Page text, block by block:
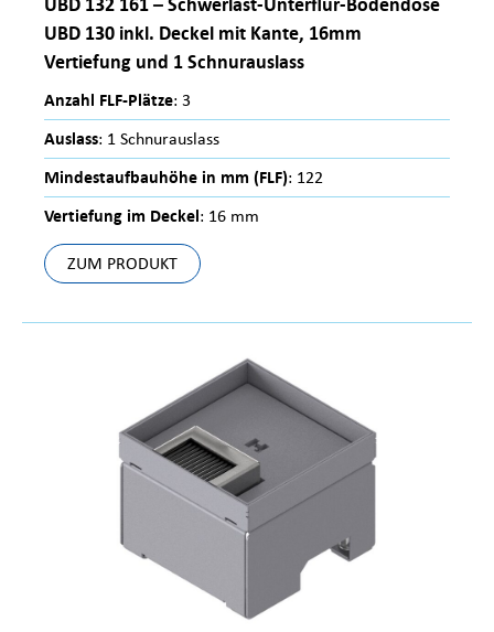
UBD 130 inkl. Deckel mit Kante, 16mm
Vertiefung und 1 Schnurauslass
Anzahl FLF-Plätze: 3
Auslass: 1 Schnurauslass
Mindestaufbauhöhe in mm (FLF): 122
Vertiefung im Deckel: 16 mm
ZUM PRODUKT